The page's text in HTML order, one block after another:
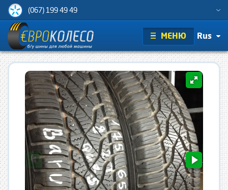
(067) 199 49 49
МЕНЮ Rus